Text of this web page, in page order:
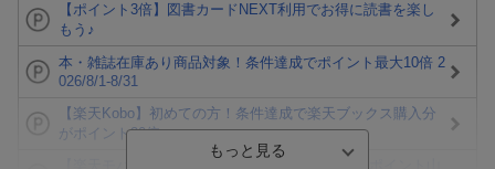
【ポイント3倍】図書カードNEXT利用でお得に読書を楽し
もう♪
本・雑誌在庫あり商品対象！条件達成でポイント最大10倍 2
026/8/1-8/31
【楽天Kobo】初めての方！条件達成で楽天ブックス購入分
がポイント20倍